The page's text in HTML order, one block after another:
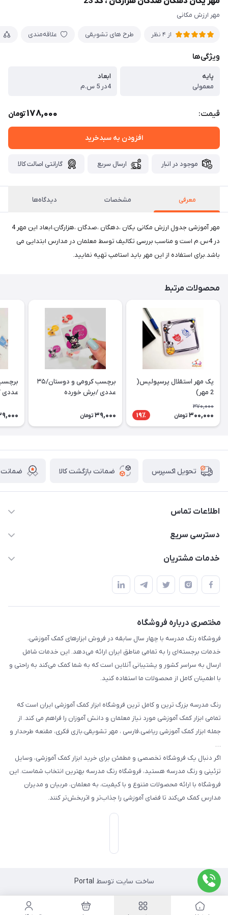
مهر ارزش مکانی
از 4 نظر طرح های تشویقی علاقه‌مندی
ویژگی‌ها
پایه
معمولی
ابعاد
4در 5 س.م
قیمت: 178,000تومان
افزودن به سبدخرید
موجود در انبار ارسال سریع گارانتی اصالت کالا
معرفی مشخصات دیدگاه‌ها
مهر آموزشی جدول ارزش مکانی یکان ،دهگان ،صدگان ،هزارگان،ابعاد این مهر 4
در 4س.م است و مناسب بررسی تکالیف توسط معلمان در مدارس ابتدایی می
باشد.برای استفاده از این مهر باید استامپ تهیه نمایید.
محصولات مرتبط
پک مهر استقلال پرسپولیس(
2 مهر)
370,000
300,000 تومان 19٪
برچسب کرومی و دوستان/۳۵
عددی /برش خورده
39,000 تومان
عددی
تحویل اکسپرس ضمانت بازگشت کالا ضمانت
اطلاعات تماس
02136781755
دسترسی سریع
پلنر و دفتر
استایل معلم و دانش آموز
بازی و نمایش
تزئین کلاس
طرح های تشویقی
گیفت ها و جوایز
سایر محصولات
خدمات مشتریان
قوانین و مقررات
حریم خصوصی
مختصری درباره فروشگاه
فروشگاه رنگ مدرسه با چهار سال سابقه در فروش ابزارهای کمک آموزشی،
خدمات برجسته‌ای را به تمامی مناطق ایران ارائه می‌دهد. این خدمات شامل
ارسال به سراسر کشور و پشتیبانی آنلاین است که به شما کمک می‌کند به راحتی و
با اطمینان کامل از محصولات ما استفاده کنید.
رنگ مدرسه بزرگ ترین و کامل ترین فروشگاه ابزار کمک آموزشی ایران است که
تمامی ابزار کمک آموزشی مورد نیاز معلمان و دانش آموزان را فراهم می کند. از
جمله ابزار کمک آموزشی ریاضی،فارسی ، مهر تشویقی،بازی فکری، مقنعه طرحدار و
…
اگر دنبال یک فروشگاه تخصصی و مطمئن برای خرید ابزار کمک آموزشی، وسایل
تزئینی و رنگ مدرسه هستید، فروشگاه رنگ مدرسه بهترین انتخاب شماست. این
فروشگاه با ارائه محصولات متنوع و با کیفیت، به معلمان، مربیان و مدیران
مدارس کمک می‌کند تا فضای آموزشی را جذاب‌تر و اثربخش‌تر کنند.
ساخت سایت توسط Portal